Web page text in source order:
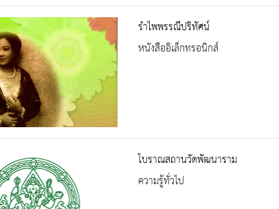
รำไพพรรณีปริทัศน์
หนังสืออิเล็กทรอนิกส์
โบราณสถานวัดพัฒนาราม
ความรู้ทั่วไป